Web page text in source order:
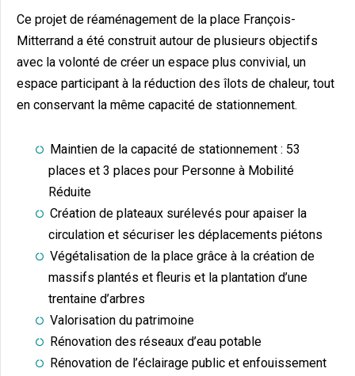
Ce projet de réaménagement de la place François-
Mitterrand a été construit autour de plusieurs objectifs
avec la volonté de créer un espace plus convivial, un
espace participant à la réduction des îlots de chaleur, tout
en conservant la même capacité de stationnement.
Maintien de la capacité de stationnement : 53
places et 3 places pour Personne à Mobilité
Réduite
Création de plateaux surélevés pour apaiser la
circulation et sécuriser les déplacements piétons
Végétalisation de la place grâce à la création de
massifs plantés et fleuris et la plantation d’une
trentaine d’arbres
Valorisation du patrimoine
Rénovation des réseaux d’eau potable
Rénovation de l’éclairage public et enfouissement